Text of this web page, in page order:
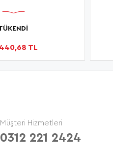
TL
Müşteri Hizmetleri
0312 221 2424